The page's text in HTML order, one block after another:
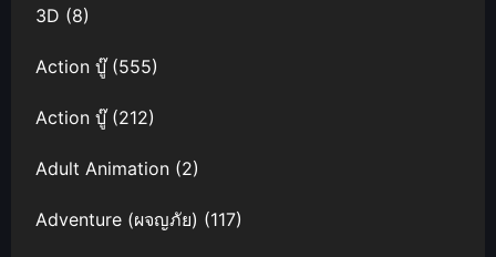
3D (8)
Action บู๊(555)
Action บู๊(212)
Adult Animation (2)
Adventure (ผจญภัย) (117)